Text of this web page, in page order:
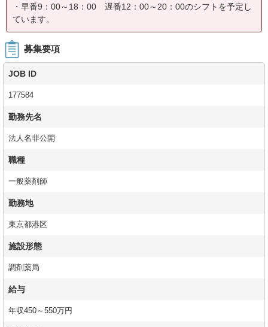
・早番9：00～18：00 遅番12：00～20：00のシフトを予定し
ています。
募集要項
JOB ID
177584
勤務先名
法人名非公開
職種
一般薬剤師
勤務地
東京都港区
施設形態
調剤薬局
給与
年収450～550万円